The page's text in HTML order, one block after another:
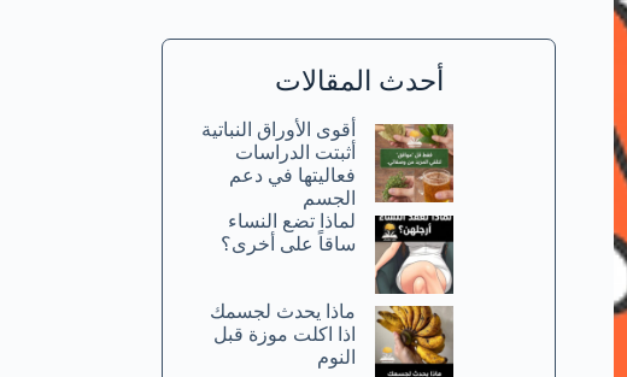
أحدث المقالات
أقوى الأوراق النباتية
أثبتت الدراسات
فعاليتها في دعم
الجسم
لماذا تضع النساء
ساقاً على أخرى؟
ماذا يحدث لجسمك
اذا اكلت موزة قبل
النوم